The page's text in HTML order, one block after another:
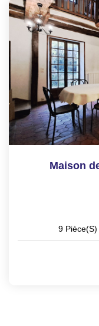
Maison
9 Pièce(s)